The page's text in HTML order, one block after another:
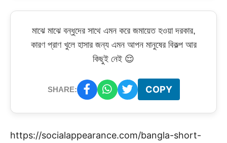
মাঝে মাঝে বন্ধুদের সাথে এমন করে জমায়েত হওয়া দরকার,
কারণ প্রাণ খুলে হাসার জন্য এমন আপন মানুষের বিকল্প আর
কিছুই নেই 😌
SHARE: COPY
https://socialappearance.com/bangla-short-